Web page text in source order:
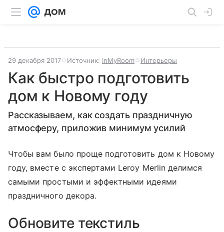
29 декабря 2017 Источник: InMyRoom Интерьеры
Как быстро подготовить
дом к Новому году
Рассказываем, как создать праздничную
атмосферу, приложив минимум усилий
Чтобы вам было проще подготовить дом к Новому
году, вместе с экспертами Leroy Merlin делимся
самыми простыми и эффектными идеями
праздничного декора.
Обновите текстиль